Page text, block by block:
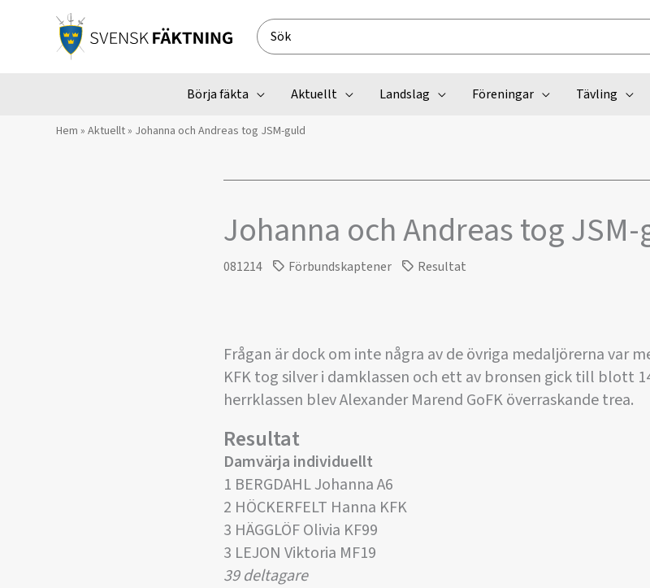
Search
for:
Börja fäkta Aktuellt Landslag Föreningar Tävling
Hem » Aktuellt» Johanna och Andreas tog JSM-guld
Johanna och Andreas tog
081214 Förbundskaptener Resultat
Frågan är dock om inte några av de övriga medaljörerna var
KFK tog silver i damklassen och ett av bronsen gick till blott
herrklassen blev Alexander Marend GoFK överraskande trea.
Resultat
Damvärja individuellt
1 BERGDAHL Johanna A6
2 HÖCKERFELT Hanna KFK
3 HÄGGLÖF Olivia KF99
3 LEJON Viktoria MF19
39 deltagare